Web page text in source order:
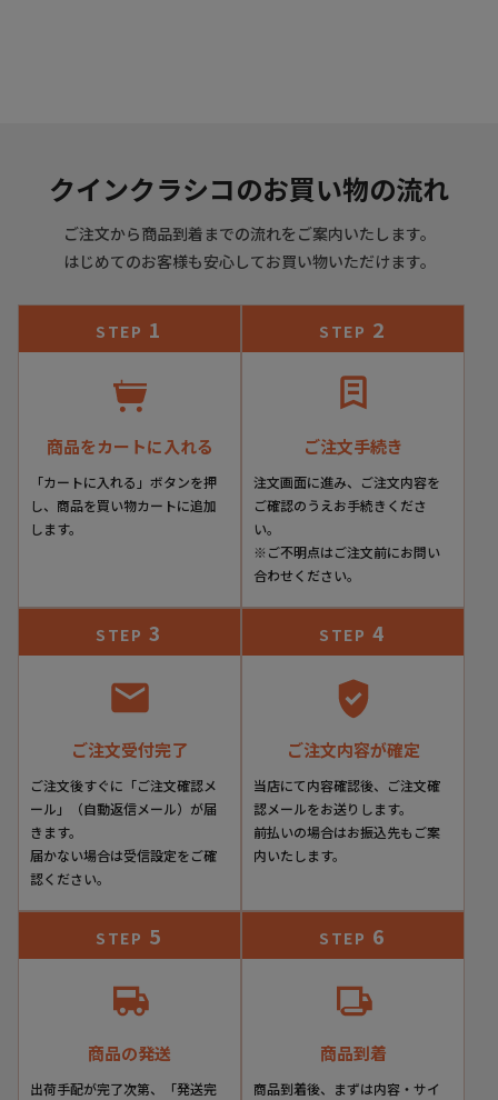
クインクラシコのお買い物の流れ
ご注文から商品到着までの流れをご案内いたします。
はじめてのお客様も安心してお買い物いただけます。
STEP 1
商品をカートに入れる
「カートに入れる」ボタンを押
し、商品を買い物カートに追加
します。
STEP 2
ご注文手続き
注文画面に進み、ご注文内容を
ご確認のうえお手続きくださ
い。
※ご不明点はご注文前にお問い
合わせください。
STEP 3
ご注文受付完了
ご注文後すぐに「ご注文確認メ
ール」（自動返信メール）が届
きます。
届かない場合は受信設定をご確
認ください。
STEP 4
ご注文内容が確定
当店にて内容確認後、ご注文確
認メールをお送りします。
前払いの場合はお振込先もご案
内いたします。
STEP 5
商品の発送
出荷手配が完了次第、「発送完
STEP 6
商品到着
商品到着後、まずは内容・サイ